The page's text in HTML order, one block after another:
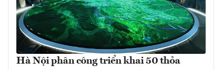
Hà Nội phân công triển khai 50 thỏa